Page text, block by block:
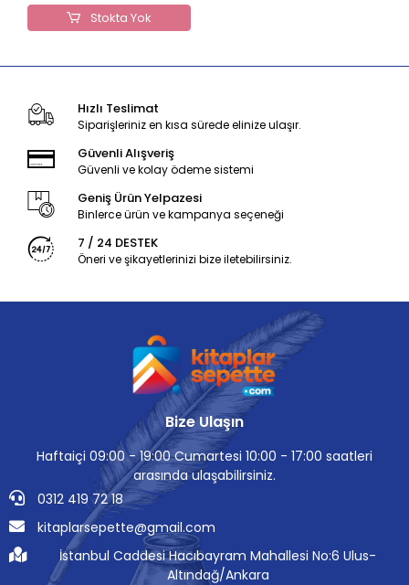
Stokta Yok
Hızlı Teslimat
Siparişleriniz en kısa sürede elinize ulaşır.
Güvenli Alışveriş
Güvenli ve kolay ödeme sistemi
Geniş Ürün Yelpazesi
Binlerce ürün ve kampanya seçeneği
7 / 24 DESTEK
Öneri ve şikayetlerinizi bize iletebilirsiniz.
Bize Ulaşın
Haftaiçi 09:00 - 19:00 Cumartesi 10:00 - 17:00 saatleri
arasında ulaşabilirsiniz.
0312 419 72 18
kitaplarsepette@gmail.com
İstanbul Caddesi Hacıbayram Mahallesi No:6 Ulus-
Altındağ/Ankara